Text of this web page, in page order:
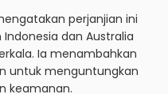
perjanjian ini
dan Australia
Ia menambahkan
untuk menguntungkan
keamanan.